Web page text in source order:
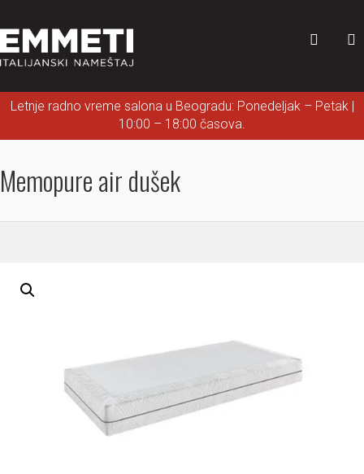
Letnje radno vreme salona u Beogradu: Ponedeljak – Petak |
10:00 – 18:00 časova.
Memopure air dušek